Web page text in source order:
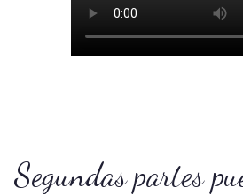
Segundas partes